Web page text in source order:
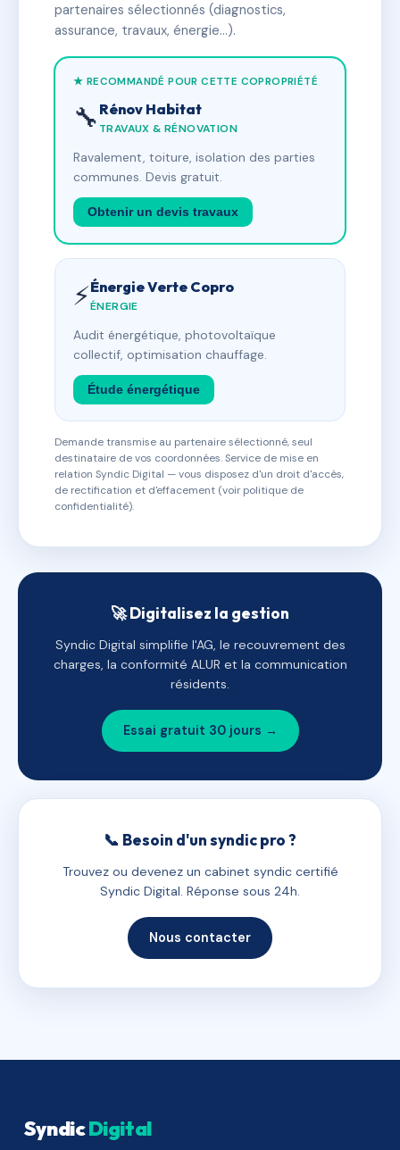
partenaires sélectionnés (diagnostics,
assurance, travaux, énergie…).
★ RECOMMANDÉ POUR CETTE COPROPRIÉTÉ
🔧 Rénov Habitat
TRAVAUX & RÉNOVATION
Ravalement, toiture, isolation des parties
communes. Devis gratuit.
Obtenir un devis travaux
⚡Énergie Verte Copro
ÉNERGIE
Audit énergétique, photovoltaïque
collectif, optimisation chauffage.
Étude énergétique
Demande transmise au partenaire sélectionné, seul
destinataire de vos coordonnées. Service de mise en
relation Syndic Digital — vous disposez d'un droit d'accès,
de rectification et d'effacement (voir politique de
confidentialité).
🚀 Digitalisez la gestion
Syndic Digital simplifie l'AG, le recouvrement des
charges, la conformité ALUR et la communication
résidents.
Essai gratuit 30 jours →
📞 Besoin d'un syndic pro ?
Trouvez ou devenez un cabinet syndic certifié
Syndic Digital. Réponse sous 24h.
Nous contacter
SyndicDigital